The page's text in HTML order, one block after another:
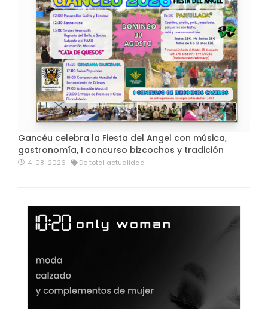
Gancéu celebra la Fiesta del Angel con música,
gastronomía, I concurso bizcochos y tradición
4-08-2026 De total actualidad